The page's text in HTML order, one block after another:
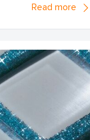
Read more